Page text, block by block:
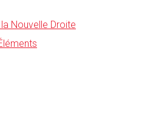
Nouvelle Droite